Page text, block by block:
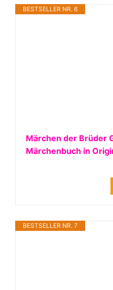
BESTSELLER NR. 6
Märchen der Brüder
Märchenbuch in
BESTSELLER NR. 7